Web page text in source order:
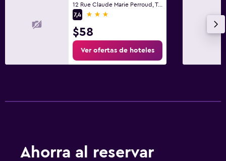
12 Rue Claude Marie Perroud, Toulouse, Alto Garona
7,4
3 estrellas
$58
Ver ofertas de hoteles
Ahorra al reservar